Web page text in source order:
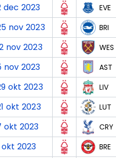
dec 2023
EVE
nov 2023
BRI
nov 2023
WES
nov 2023
AST
okt 2023
LIV
okt 2023
LUT
okt 2023
CRY
okt 2023
BRE